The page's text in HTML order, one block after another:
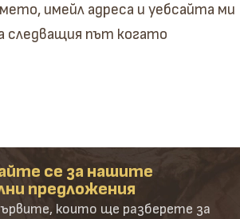
имейл адреса и уебсайта ми
следващия път когато
се за нашите
предложения
които ще разберете за